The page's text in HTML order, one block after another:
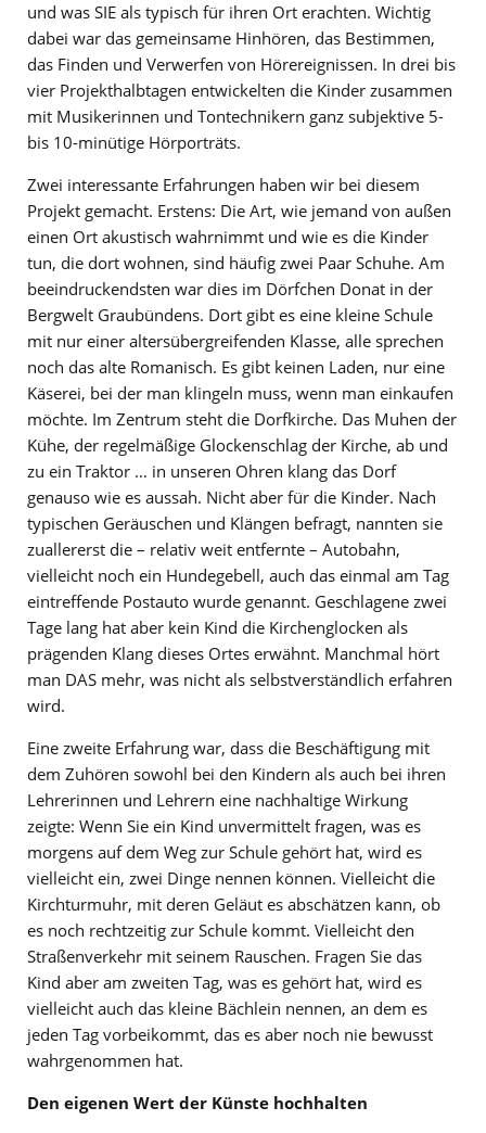
und was SIE als typisch für ihren Ort erachten. Wichtig
dabei war das gemeinsame Hinhören, das Bestimmen,
das Finden und Verwerfen von Hörereignissen. In drei bis
vier Projekthalbtagen entwickelten die Kinder zusammen
mit Musikerinnen und Tontechnikern ganz subjektive 5-
bis 10-minütige Hörporträts.
Zwei interessante Erfahrungen haben wir bei diesem
Projekt gemacht. Erstens: Die Art, wie jemand von außen
einen Ort akustisch wahrnimmt und wie es die Kinder
tun, die dort wohnen, sind häufig zwei Paar Schuhe. Am
beeindruckendsten war dies im Dörfchen Donat in der
Bergwelt Graubündens. Dort gibt es eine kleine Schule
mit nur einer altersübergreifenden Klasse, alle sprechen
noch das alte Romanisch. Es gibt keinen Laden, nur eine
Käserei, bei der man klingeln muss, wenn man einkaufen
möchte. Im Zentrum steht die Dorfkirche. Das Muhen der
Kühe, der regelmäßige Glockenschlag der Kirche, ab und
zu ein Traktor … in unseren Ohren klang das Dorf
genauso wie es aussah. Nicht aber für die Kinder. Nach
typischen Geräuschen und Klängen befragt, nannten sie
zuallererst die – relativ weit entfernte – Autobahn,
vielleicht noch ein Hundegebell, auch das einmal am Tag
eintreffende Postauto wurde genannt. Geschlagene zwei
Tage lang hat aber kein Kind die Kirchenglocken als
prägenden Klang dieses Ortes erwähnt. Manchmal hört
man DAS mehr, was nicht als selbstverständlich erfahren
wird.
Eine zweite Erfahrung war, dass die Beschäftigung mit
dem Zuhören sowohl bei den Kindern als auch bei ihren
Lehrerinnen und Lehrern eine nachhaltige Wirkung
zeigte: Wenn Sie ein Kind unvermittelt fragen, was es
morgens auf dem Weg zur Schule gehört hat, wird es
vielleicht ein, zwei Dinge nennen können. Vielleicht die
Kirchturmuhr, mit deren Geläut es abschätzen kann, ob
es noch rechtzeitig zur Schule kommt. Vielleicht den
Straßenverkehr mit seinem Rauschen. Fragen Sie das
Kind aber am zweiten Tag, was es gehört hat, wird es
vielleicht auch das kleine Bächlein nennen, an dem es
jeden Tag vorbeikommt, das es aber noch nie bewusst
wahrgenommen hat.
Den eigenen Wert der Künste hochhalten